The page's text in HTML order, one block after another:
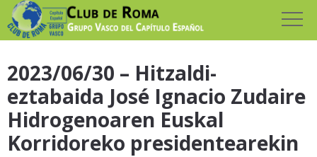
2023/06/30 – Hitzaldi-
eztabaida José Ignacio Zudaire
Hidrogenoaren Euskal
Korridoreko presidentearekin